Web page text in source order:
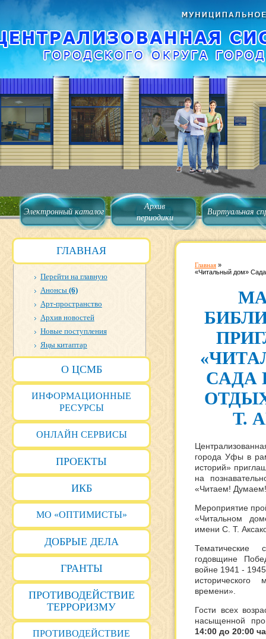
Электронный каталог
Архив
периодики
Виртуальная
ГЛАВНАЯ
Перейти на главную
Анонсы (6)
Арт-пространство
Архив новостей
Новые поступления
Яңы китаптар
О ЦСМБ
ИНФОРМАЦИОННЫЕ
РЕСУРСЫ
ОНЛАЙН СЕРВИСЫ
ПРОЕКТЫ
ИКБ
МО «ОПТИМИСТЫ»
ДОБРЫЕ ДЕЛА
ГРАНТЫ
ПРОТИВОДЕЙСТВИЕ
ТЕРРОРИЗМУ
ПРОТИВОДЕЙСТВИЕ
Главная »
«Читальный дом»
САДА
Т.
города Уфы в
историй»
на
«Читаем!
Мероприятие
«Читальном
имени С. Т.
годовщине
войне 1941 -
времени».
Гости всех
насыщенной
14:00 до 20:00